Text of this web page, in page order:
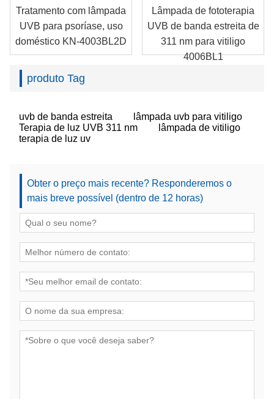
Tratamento com lâmpada
UVB para psoríase, uso
doméstico KN-4003BL2D
Lâmpada de fototerapia
UVB de banda estreita de
311 nm para vitiligo
4006BL1
produto Tag
uvb de banda estreita
lâmpada uvb para vitiligo
Terapia de luz UVB 311 nm
lâmpada de vitiligo
terapia de luz uv
Obter o preço mais recente? Responderemos o
mais breve possível (dentro de 12 horas)